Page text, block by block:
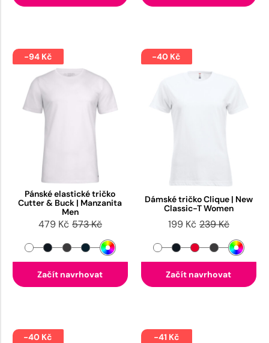
-94 Kč
Pánské elastické tričko
Cutter & Buck | Manzanita
Men
479 Kč 573 Kč
Začít navrhovat
-40 Kč
Dámské tričko Clique | New
Classic-T Women
199 Kč 239 Kč
Začít navrhovat
-40 Kč -41 Kč